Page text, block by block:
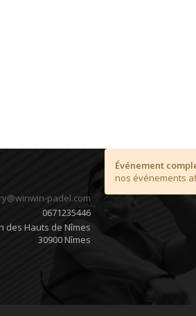
padel.com
0671235446
des Hauts de Nîmes
30900 Nîmes
Événement
nos événements